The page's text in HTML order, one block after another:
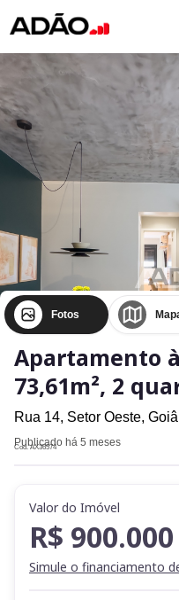
Fotos
Apartamento
73,61m², 2
Rua 14, Setor Oeste,
Publicado há 5 meses
Cod. AX36574
Valor do Imóvel
R$ 900.000
Simule o financiamento